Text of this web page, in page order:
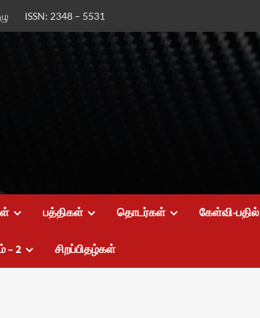
ISSN: 2348 – 5531
பத்திகள் தொடர்கள் கேள்வி-பதில்
– 2 சிறப்பிதழ்கள்